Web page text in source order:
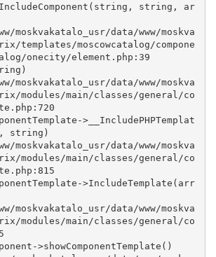
string, ar
templates/moscowcatalog/compone
onecity/element.php:39
modules/main/classes/general/co
>__IncludePHPTemplat
string)
modules/main/classes/general/co
>IncludeTemplate(arr
modules/main/classes/general/co
>showComponentTemplate()